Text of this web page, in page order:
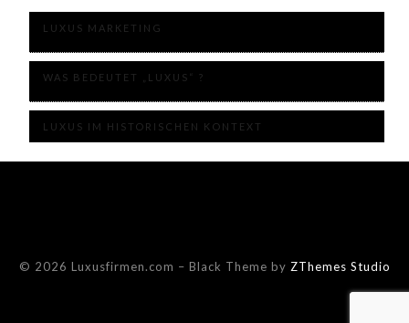
LUXUS MARKETING
WAS BEDEUTET „LUXUS“ ?
LUXUS IM HISTORISCHEN KONTEXT
© 2026 Luxusfirmen.com – Black Theme by ZThemes Studio